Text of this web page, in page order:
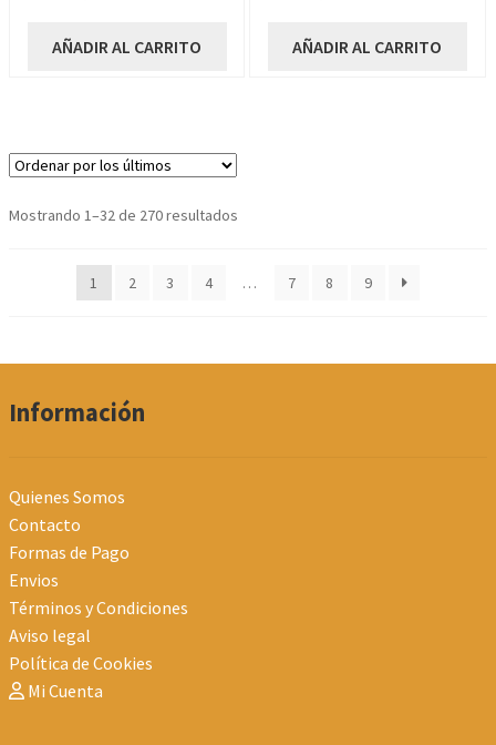
AÑADIR AL CARRITO AÑADIR AL CARRITO
Mostrando 1–32 de 270 resultados
últimos
1 2 3 4 … 7 8 9
Información
Quienes Somos
Contacto
Formas de Pago
Envios
Términos y Condiciones
Aviso legal
Política de Cookies
Mi Cuenta